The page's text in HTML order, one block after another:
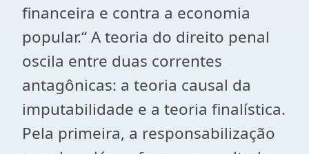
financeira e contra a economia
popular.“ A teoria do direito penal
oscila entre duas correntes
antagônicas: a teoria causal da
imputabilidade e a teoria finalística.
Pela primeira, a responsabilização